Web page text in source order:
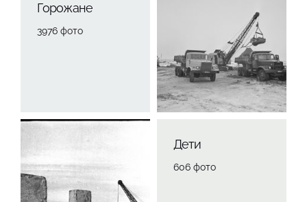
Горожане
3976 фото
Дети
606 фото